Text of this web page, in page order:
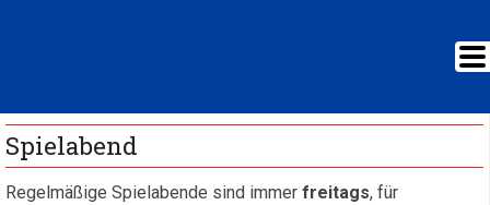
Spielabend
Regelmäßige Spielabende sind immer freitags, für